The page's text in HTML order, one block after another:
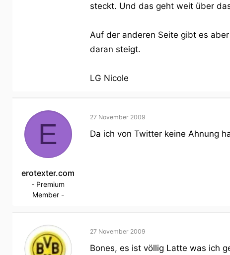
steckt. Und das geht weit über
Auf der anderen Seite gibt es
daran steigt.
LG Nicole
E
erotexter.com
- Premium
Member -
27 November 2009
Da ich von Twitter keine Ahnung
27 November 2009
Bones, es ist völlig Latte was ich